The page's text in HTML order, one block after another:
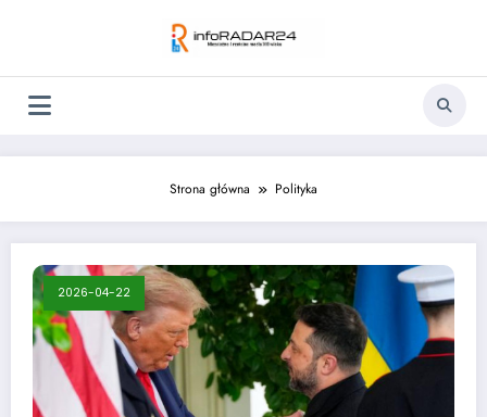
Strona główna Polityka
2026-04-22